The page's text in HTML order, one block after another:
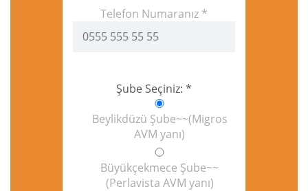
Telefon Numaranız *
Şube Seçiniz: *
Beylikdüzü Şube~~(Migros
AVM yanı)
Büyükçekmece Şube~~
(Perlavista AVM yanı)